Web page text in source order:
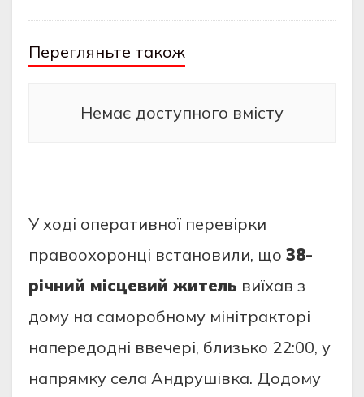
Перегляньте також
Немає доступного вмісту
У ході оперативної перевірки
правоохоронці встановили, що 38-
річний місцевий житель виїхав з
дому на саморобному мінітракторі
напередодні ввечері, близько 22:00, у
напрямку села Андрушівка. Додому